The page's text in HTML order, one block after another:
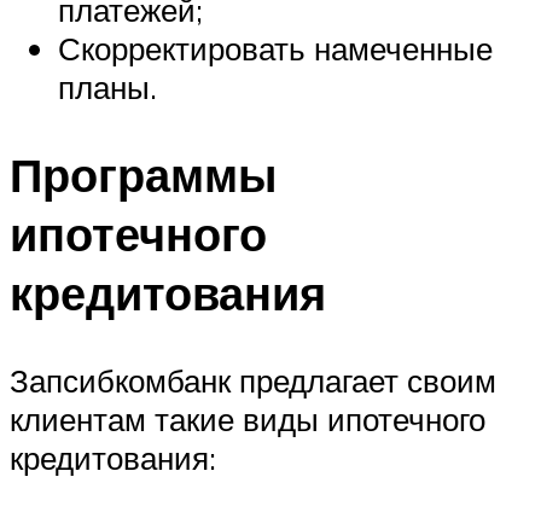
платежей;
Скорректировать намеченные
планы.
Программы
ипотечного
кредитования
Запсибкомбанк предлагает своим
клиентам такие виды ипотечного
кредитования: